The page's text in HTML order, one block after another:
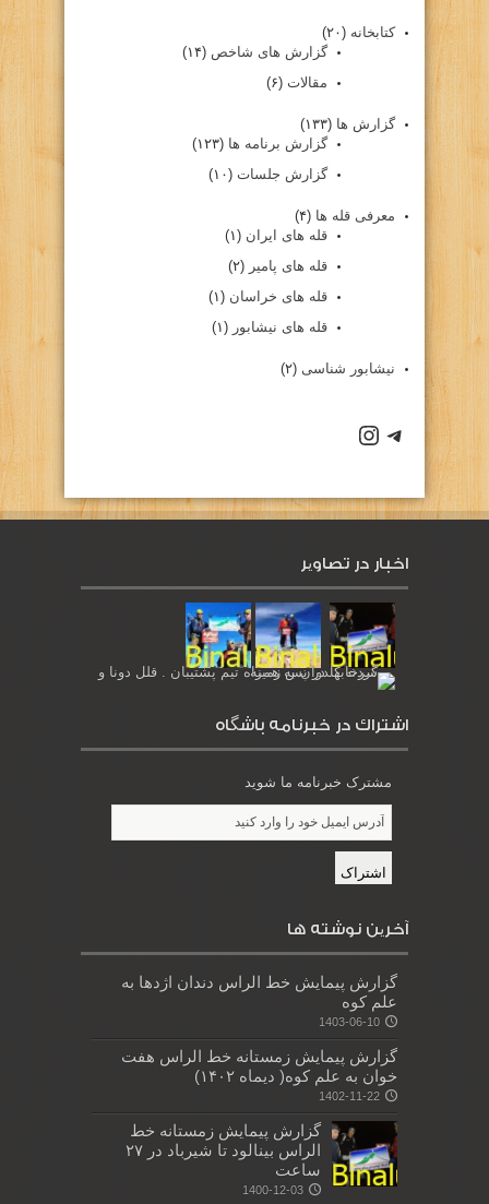
کتابخانه (۲۰)
گزارش های شاخص (۱۴)
مقالات (۶)
گزارش ها (۱۳۳)
گزارش برنامه ها (۱۲۳)
گزارش جلسات (۱۰)
معرفی قله ها (۴)
قله های ایران (۱)
قله های پامیر (۲)
قله های خراسان (۱)
قله های نیشابور (۱)
نیشابور شناسی (۲)
كانال تلگرام باشگاه
صفحه اينستاگرام باشگاه
اخبار در تصاویر
اشتراك در خبرنامه باشگاه
مشترک خبرنامه ما شوید
آخرین نوشته ها
گزارش پیمایش خط الراس دندان اژدها به
علم کوه
1403-06-10
گزارش پیمایش زمستانه خط الراس هفت
خوان به علم کوه( دیماه ۱۴۰۲)
1402-11-22
گزارش پیمایش زمستانه خط
الراس بینالود تا شیرباد در ۲۷
ساعت
1400-12-03